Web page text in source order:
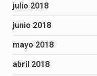
julio 2018
junio 2018
mayo 2018
abril 2018